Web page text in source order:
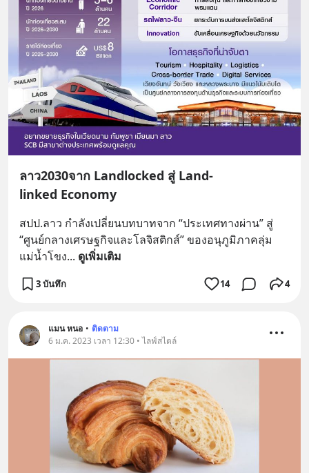
ลาว2030จาก Landlocked สู่ Land-
linked Economy
สปป.ลาว กำลังเปลี่ยนบทบาทจาก “ประเทศทางผ่าน” สู่
“ศูนย์กลางเศรษฐกิจและโลจิสติกส์” ของอนุภูมิภาคลุ่ม
แม่น้ำโขง... ดูเพิ่มเติม
3 บันทึก 14 4
แมน หนอ • ติดตาม
6 ม.ค. 2023 เวลา 12:30 • ไลฟ์สไตล์